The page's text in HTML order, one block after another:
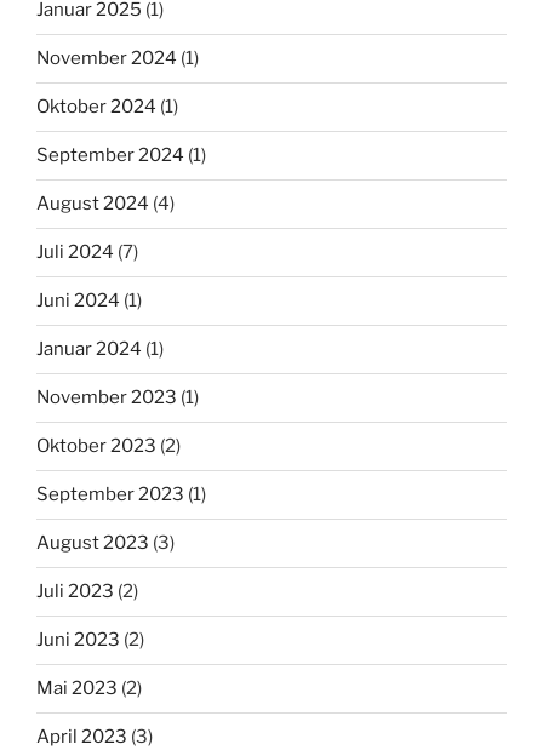
Januar 2025 (1)
November 2024 (1)
Oktober 2024 (1)
September 2024 (1)
August 2024 (4)
Juli 2024 (7)
Juni 2024 (1)
Januar 2024 (1)
November 2023 (1)
Oktober 2023 (2)
September 2023 (1)
August 2023 (3)
Juli 2023 (2)
Juni 2023 (2)
Mai 2023 (2)
April 2023 (3)